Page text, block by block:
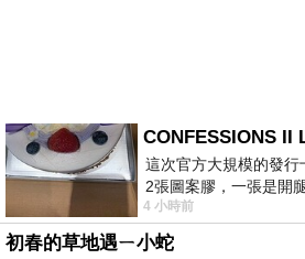
這次官方大規模的發
2張圖案膠，一張是開
版；目前官網上只剩澳
4 小時前
初春的草地遇ㄧ小蛇